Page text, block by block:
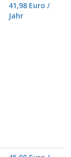
41,98 Euro /
Jahr